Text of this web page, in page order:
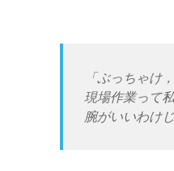
「ぶっちゃけ，
現場作業って
腕がいいわけ